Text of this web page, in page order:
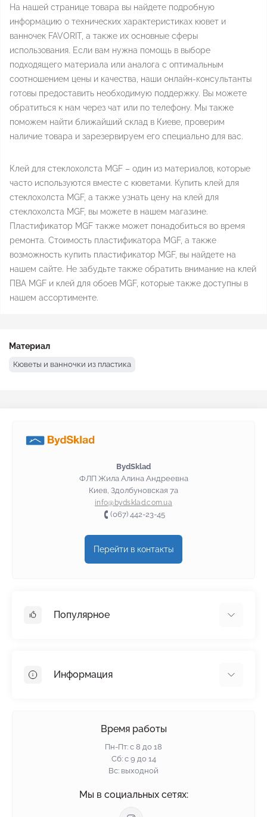
На нашей странице товара вы найдете подробную
информацию о технических характеристиках кювет и
ванночек FAVORIT, а также их основные сферы
использования. Если вам нужна помощь в выборе
подходящего материала или аналога с оптимальным
соотношением цены и качества, наши онлайн-консультанты
готовы предоставить необходимую поддержку. Вы можете
обратиться к нам через чат или по телефону. Мы также
поможем найти ближайший склад в Киеве, проверим
наличие товара и зарезервируем его специально для вас.
Клей для стеклохолста MGF – один из материалов, которые
часто используются вместе с кюветами. Купить клей для
стеклохолста MGF, а также узнать цену на клей для
стеклохолста MGF, вы можете в нашем магазине.
Пластификатор MGF также может понадобиться во время
ремонта. Стоимость пластификатора MGF, а также
возможность купить пластификатор MGF, вы найдете на
нашем сайте. Не забудьте также обратить внимание на клей
ПВА MGF и клей для обоев MGF, которые также доступны в
нашем ассортименте.
Материал
Кюветы и ванночки из пластика
BydSklad
ФЛП Жила Алина Андреевна
Киев, Здолбуновская 7а
info@bydsklad.com.ua
(067) 442-23-45
Перейти в контакты
Популярное
Пенопласт
Информация
Политика конфиденциальности
Время работы
Пн-Пт: с 8 до 18
Сб: с 9 до 14
Вс: выходной
Мы в социальных сетях: